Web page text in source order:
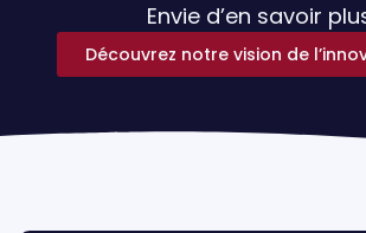
Envie d’en savoir
Découvrez notre vision de